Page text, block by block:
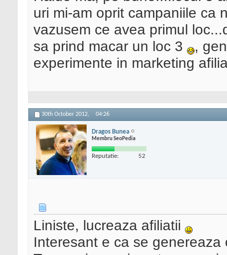
uri mi-am oprit campaniile ca
vazusem ce avea primul
sa prind macar un loc 3
,
experimente in marketing
30th October 2012, 04:26
Dragos Bunea
Membru SeoPedia
Reputatie: 52
Liniste, lucreaza afiliatii
Interesant e ca se